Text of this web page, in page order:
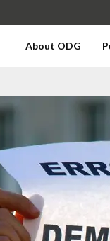
About ODG